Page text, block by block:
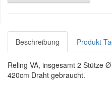
Beschreibung Produkt
Reling VA, insgesamt 2 Stütze
420cm Draht gebraucht.